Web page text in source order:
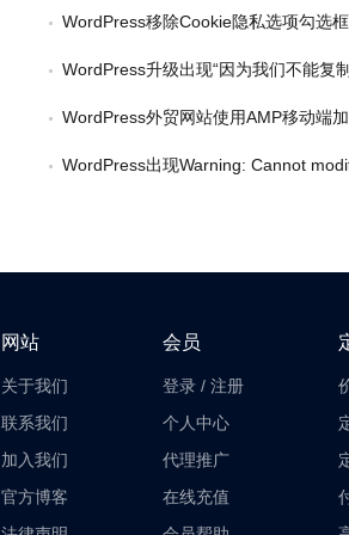
WordPress移除Cookie隐私选项勾选框
WordPress升级出现“因为我们不能复制一些文件，
WordPress外贸网站使用AMP移动端
WordPress出现Warning: Cannot modify header
网站
关于我们
联系我们
加入我们
官方博客
会员
登录 /注册
个人中心
代理推广
在线充值